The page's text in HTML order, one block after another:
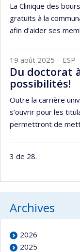
La Clinique des
gratuits à la
afin d'aider ses
19 août 2025 – ESP
Du doctorat
possibilités!
Outre la carrière
s’ouvrir pour les
permettront de
3 de 28.
Archives
2026
2025